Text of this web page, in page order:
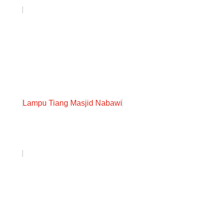
Lampu Tiang Masjid Nabawi